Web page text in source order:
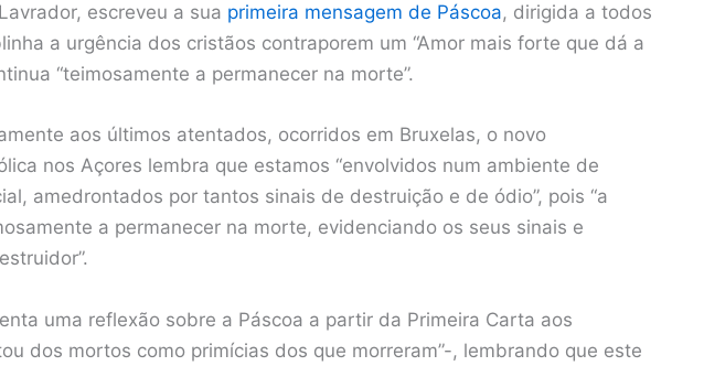
escreveu a sua primeira mensagem de Páscoa, dirigida a todos
a urgência dos cristãos contraporem um “Amor mais forte que dá a
“teimosamente a permanecer na morte”.
aos últimos atentados, ocorridos em Bruxelas, o novo
nos Açores lembra que estamos “envolvidos num ambiente de
amedrontados por tantos sinais de destruição e de ódio”, pois “a
a permanecer na morte, evidenciando os seus sinais e
uma reflexão sobre a Páscoa a partir da Primeira Carta aos
dos mortos como primícias dos que morreram”-, lembrando que este